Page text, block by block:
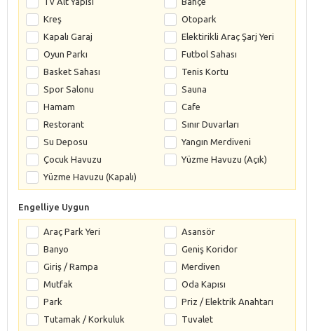
Kreş
Otopark
Kapalı Garaj
Elektirikli Araç Şarj Yeri
Oyun Parkı
Futbol Sahası
Basket Sahası
Tenis Kortu
Spor Salonu
Sauna
Hamam
Cafe
Restorant
Sınır Duvarları
Su Deposu
Yangın Merdiveni
Çocuk Havuzu
Yüzme Havuzu (Açık)
Yüzme Havuzu (Kapalı)
Engelliye Uygun
Araç Park Yeri
Asansör
Banyo
Geniş Koridor
Giriş / Rampa
Merdiven
Mutfak
Oda Kapısı
Park
Priz / Elektrik Anahtarı
Tutamak / Korkuluk
Tuvalet